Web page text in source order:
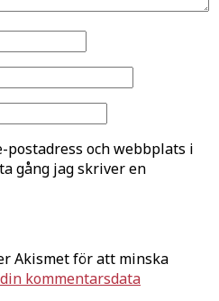
postadress och webbplats i
gång jag skriver en
Akismet för att minska
kommentarsdata